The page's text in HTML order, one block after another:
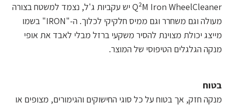
Q²M Iron WheelCleaner
יש עקביות ג'ל, נצמד למשטח בצורה
מעולה וגם משחרר וגם ממיס חלקיקי לכלוך. ה-"IRON"
בשמו
מייצג יכולת מצוינת להסיר משקעי ברזל מבלי לאבד את אופי
מנקה הגלגלים הטיפוסי של המוצר.
בטוח
מנקה חזק, אך בטוח על כל סוגי החישוקים והגימורים, מצופים או